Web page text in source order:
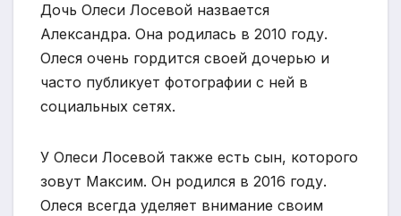
Дочь Олеси Лосевой назвается
Александра. Она родилась в 2010 году.
Олеся очень гордится своей дочерью и
часто публикует фотографии с ней в
социальных сетях.
У Олеси Лосевой также есть сын, которого
зовут Максим. Он родился в 2016 году.
Олеся всегда уделяет внимание своим